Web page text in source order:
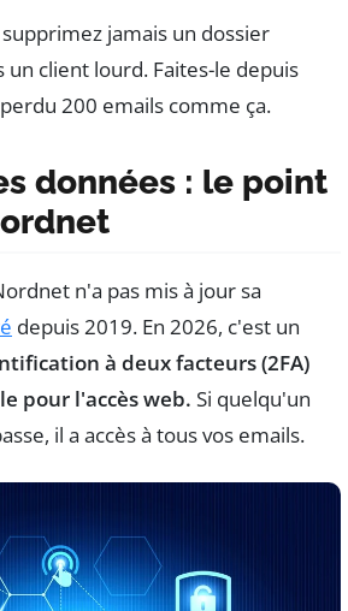
jamais un dossier
client lourd. Faites-le depuis
200 emails comme ça.
données : le point
n'a pas mis à jour sa
depuis 2019. En 2026, c'est un
à deux facteurs (2FA)
pour l'accès web. Si quelqu'un
il a accès à tous vos emails.